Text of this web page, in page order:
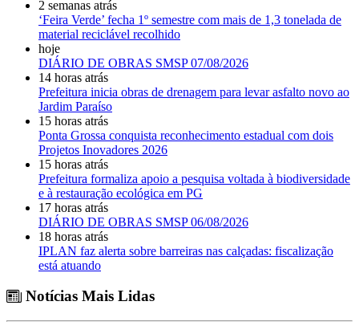
2 semanas atrás
‘Feira Verde’ fecha 1º semestre com mais de 1,3 tonelada de
material reciclável recolhido
hoje
DIÁRIO DE OBRAS SMSP 07/08/2026
14 horas atrás
Prefeitura inicia obras de drenagem para levar asfalto novo ao
Jardim Paraíso
15 horas atrás
Ponta Grossa conquista reconhecimento estadual com dois
Projetos Inovadores 2026
15 horas atrás
Prefeitura formaliza apoio a pesquisa voltada à biodiversidade
e à restauração ecológica em PG
17 horas atrás
DIÁRIO DE OBRAS SMSP 06/08/2026
18 horas atrás
IPLAN faz alerta sobre barreiras nas calçadas: fiscalização
está atuando
Notícias Mais Lidas